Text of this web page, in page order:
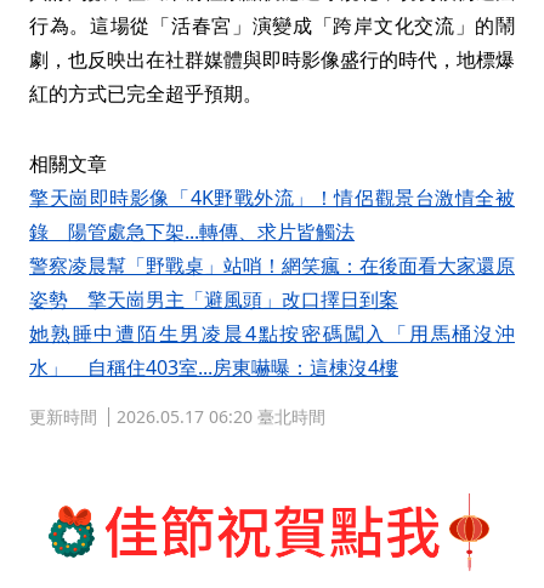
行為。這場從「活春宮」演變成「跨岸文化交流」的鬧
劇，也反映出在社群媒體與即時影像盛行的時代，地標爆
紅的方式已完全超乎預期。
相關文章
擎天崗即時影像「4K野戰外流」！情侶觀景台激情全被
錄 陽管處急下架...轉傳、求片皆觸法
警察凌晨幫「野戰桌」站哨！網笑瘋：在後面看大家還原
姿勢 擎天崗男主「避風頭」改口擇日到案
她熟睡中遭陌生男凌晨4點按密碼闖入「用馬桶沒沖
水」 自稱住403室...房東嚇曝：這棟沒4樓
更新時間 2026.05.17 06:20 臺北時間